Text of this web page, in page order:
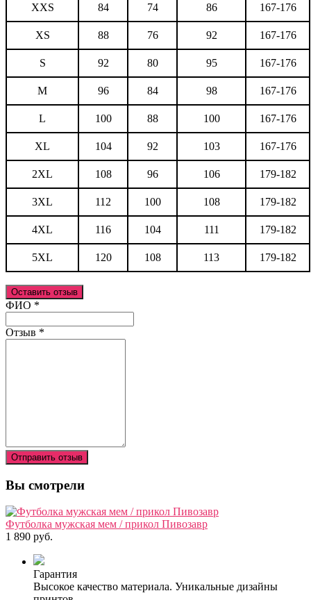
XXS 84 74 86 167-176
XS 88 76 92 167-176
S 92 80 95 167-176
M 96 84 98 167-176
L 100 88 100 167-176
XL 104 92 103 167-176
2XL 108 96 106 179-182
3XL 112 100 108 179-182
4XL 116 104 111 179-182
5XL 120 108 113 179-182
Оставить отзыв
Ваш отзыв был отправлен!
ФИО *
Отзыв *
Отправить отзыв
Вы смотрели
Футболка мужская мем / прикол Пивозавр
1 890 руб.
Гарантия
Высокое качество материала. Уникальные дизайны